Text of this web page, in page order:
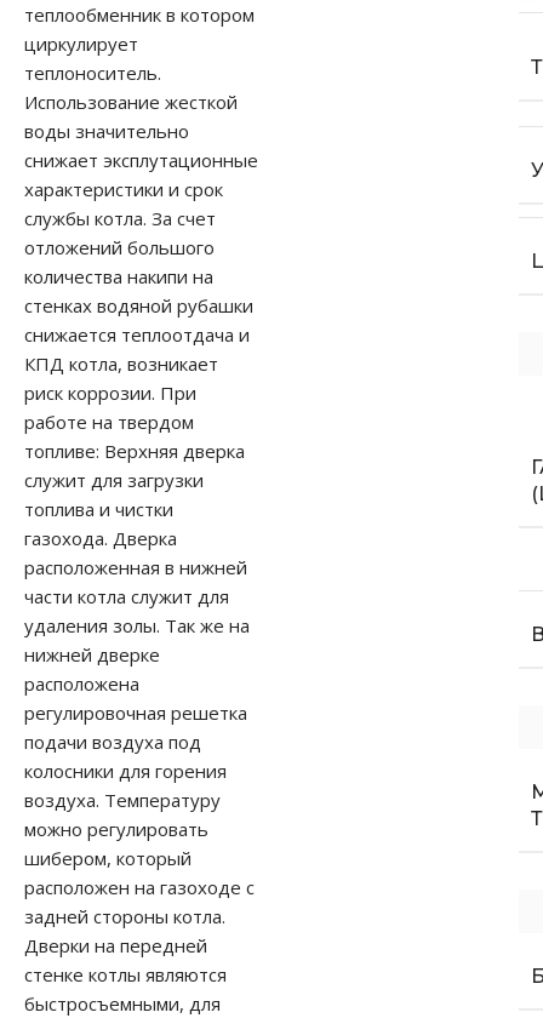
теплообменник в котором
циркулирует
теплоноситель.
Использование жесткой
воды значительно
снижает эксплутационные
характеристики и срок
службы котла. За счет
отложений большого
количества накипи на
стенках водяной рубашки
снижается теплоотдача и
КПД котла, возникает
риск коррозии. При
работе на твердом
топливе: Верхняя дверка
служит для загрузки
топлива и чистки
газохода. Дверка
расположенная в нижней
части котла служит для
удаления золы. Так же на
нижней дверке
расположена
регулировочная решетка
подачи воздуха под
колосники для горения
воздуха. Температуру
можно регулировать
шибером, который
расположен на газоходе с
задней стороны котла.
Дверки на передней
стенке котлы являются
быстросъемными, для